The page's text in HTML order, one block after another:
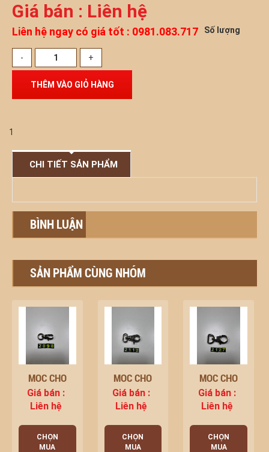
Giá bán : Liên hệ
Liên hệ ngay có giá tốt : 0981.083.717 Số lượng
1
CHI TIẾT SẢN PHẨM
BÌNH LUẬN
SẢN PHẨM CÙNG NHÓM
MÓC CHÓ
Giá bán :
Liên hệ
CHỌN
MUA
MÓC CHÓ
Giá bán :
Liên hệ
CHỌN
MUA
MÓC CHÓ
Giá bán :
Liên hệ
CHỌN
MUA